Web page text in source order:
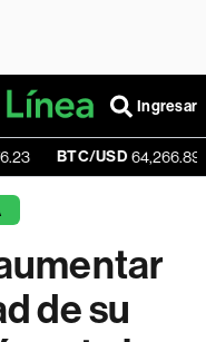
Ingresar
USD 64,266.89 -0.20%
de su